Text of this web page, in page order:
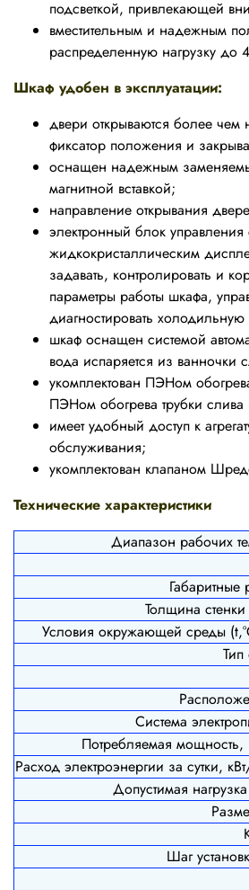
подсветкой, привлекающей
вместительным и надежным
распределенную нагрузку до
Шкаф удобен в эксплуатации:
двери открываются более чем
фиксатор положения и
оснащен надежным
магнитной вставкой;
направление открывания
электронный блок управления
жидкокристаллическим
задавать, контролировать и
параметры работы шкафа,
диагностировать холодильную
шкаф оснащен системой
вода испаряется из ванночки
укомплектован ПЭНом
ПЭНом обогрева трубки слива
имеет удобный доступ к
обслуживания;
укомплектован клапаном
Технические характеристики
Диапазон рабочих
Толщина
Условия окружающей среды
Система
Потребляемая мощность,
Расход электроэнергии за сутки,
Допустимая
Шаг